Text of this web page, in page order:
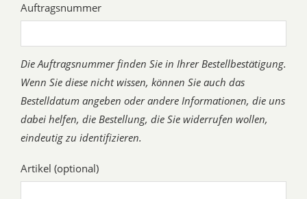
Auftragsnummer
Die Auftragsnummer finden Sie in Ihrer Bestellbestätigung.
Wenn Sie diese nicht wissen, können Sie auch das
Bestelldatum angeben oder andere Informationen, die uns
dabei helfen, die Bestellung, die Sie widerrufen wollen,
eindeutig zu identifizieren.
Artikel (optional)